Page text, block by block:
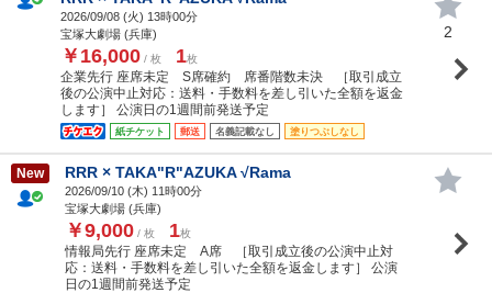
2026/09/08 (火) 13時00分
宝塚大劇場 (兵庫)
￥16,000 / 枚 1枚
企業先行 座席未定 S席確約 席番階数未決 ［取引成立
後の公演中止対応：送料・手数料を差し引いた全額を返金
します］ 公演日の1週間前発送予定
紙チケット 郵送 名義記載なし 塗りつぶしなし
2
New RRR × TAKA"R"AZUKA √Rama
2026/09/10 (木) 11時00分
宝塚大劇場 (兵庫)
￥9,000 / 枚 1枚
情報局先行 座席未定 A席 ［取引成立後の公演中止対
応：送料・手数料を差し引いた全額を返金します］ 公演
日の1週間前発送予定